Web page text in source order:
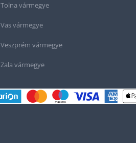
Tolna vármegye
Vas vármegye
Veszprém vármegye
Zala vármegye